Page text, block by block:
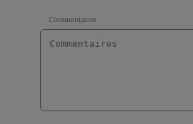
Commentaires